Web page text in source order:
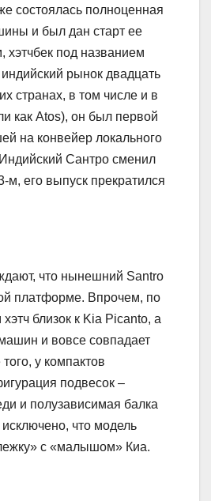
состоялась полноценная
и был дан старт ее
хэтчбек под названием
рынок двадцать
странах, в том числе и в
как Atos), он был первой
на конвейер локального
Сантро сменил
м, его выпуск прекратился
что нынешний Santro
платформе. Впрочем, по
близок к Kia Picanto, а
и вовсе совпадает
у компактов
подвесок –
и полузависимая балка
исключено, что модель
с «малышом» Киа.